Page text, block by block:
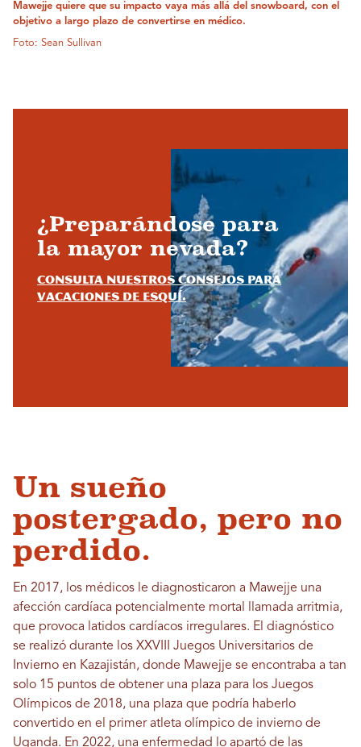
Mawejje quiere que su impacto vaya más allá del snowboard, con el
objetivo a largo plazo de convertirse en médico.
Foto: Sean Sullivan
¿Preparándose para
la mayor nevada?
Consulta nuestros consejos para
vacaciones de esquí.
Un sueño
postergado, pero no
perdido.
En 2017, los médicos le diagnosticaron a Mawejje una
afección cardíaca potencialmente mortal llamada arritmia,
que provoca latidos cardíacos irregulares. El diagnóstico
se realizó durante los XXVIII Juegos Universitarios de
Invierno en Kazajistán, donde Mawejje se encontraba a tan
solo 15 puntos de obtener una plaza para los Juegos
Olímpicos de 2018, una plaza que podría haberlo
convertido en el primer atleta olímpico de invierno de
Uganda. En 2022, una enfermedad lo apartó de las